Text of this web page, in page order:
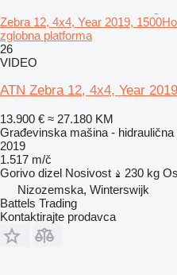
Zebra 12, 4x4, Year 2019,
zglobna platforma
26
VIDEO
ATN Zebra 12, 4x4, Year
13.900 € ≈ 27.180 KM
Građevinska mašina -
2019
1.517 m/č
Gorivo dizel Nosivost 230 kg
Nizozemska, Winterswijk
Battels Trading
Kontaktirajte prodavca